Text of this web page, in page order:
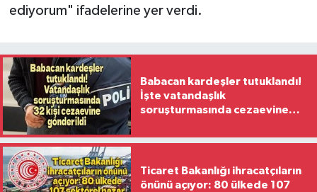
ediyorum" ifadelerine yer verdi.
Babacan kardeşler tutuklandı!
İşte vatandaşlık
soruşturmasında cezaevine
Ticaret Bakanlığı ihracatçıların
önünü açıyor: 80 ülkede 107